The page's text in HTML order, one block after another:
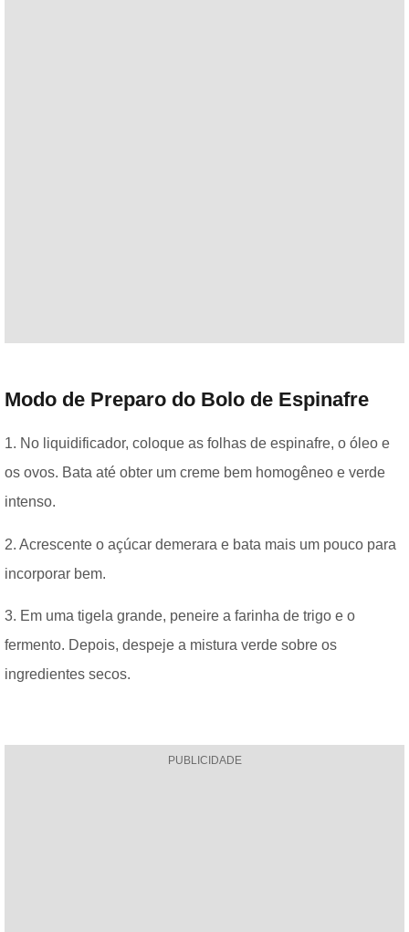
Modo de Preparo do Bolo de Espinafre
1. No liquidificador, coloque as folhas de espinafre, o óleo e
os ovos. Bata até obter um creme bem homogêneo e verde
intenso.
2. Acrescente o açúcar demerara e bata mais um pouco para
incorporar bem.
3. Em uma tigela grande, peneire a farinha de trigo e o
fermento. Depois, despeje a mistura verde sobre os
ingredientes secos.
PUBLICIDADE